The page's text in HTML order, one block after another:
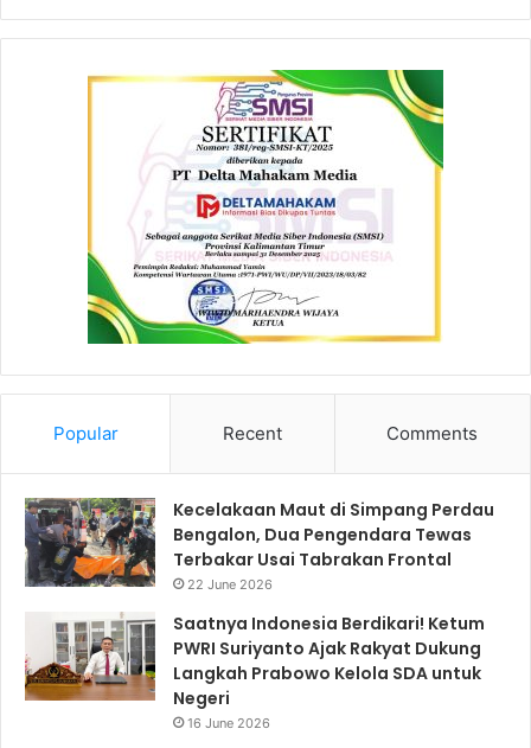
Popular Recent Comments
Kecelakaan Maut di Simpang Perdau
Bengalon, Dua Pengendara Tewas
Terbakar Usai Tabrakan Frontal
22 June 2026
Saatnya Indonesia Berdikari! Ketum
PWRI Suriyanto Ajak Rakyat Dukung
Langkah Prabowo Kelola SDA untuk
Negeri
16 June 2026